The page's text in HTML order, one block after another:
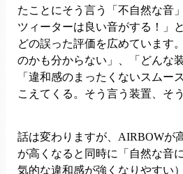
たことにそう言う「不自然な音
ツィーターは良い音がする！」
どの誤った評価を広めています
のかも分からない」、「どんな
「違和感のまったくないスムー
こえてくる。そう言う装置、そ
話は変わりますが、AIRBOWが
が高くなると同時に「自然な音
気的な違和感が強くなりやすい